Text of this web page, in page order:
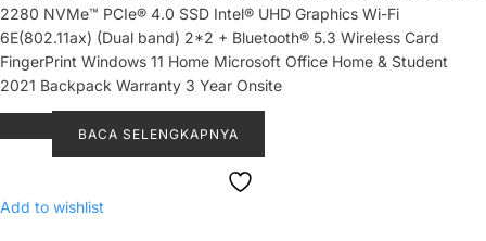
2280 NVMe™ PCIe® 4.0 SSD Intel® UHD Graphics Wi-Fi
6E(802.11ax) (Dual band) 2*2 + Bluetooth® 5.3 Wireless Card
FingerPrint Windows 11 Home Microsoft Office Home & Student
2021 Backpack Warranty 3 Year Onsite
BACA SELENGKAPNYA
Add to wishlist